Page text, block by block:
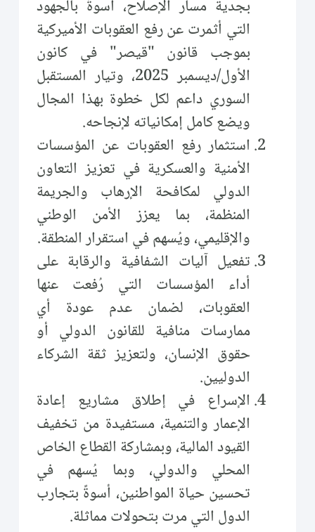
بجدية مسار الإصلاح، أسوةً بالجهود
التي أثمرت عن رفع العقوبات الأميركية
بموجب قانون "قيصر" في كانون
الأول/ديسمبر 2025، وتيار المستقبل
السوري داعم لكل خطوة بهذا المجال
ويضع كامل إمكانياته لإنجاحه.
استثمار رفع العقوبات عن المؤسسات
الأمنية والعسكرية في تعزيز التعاون
الدولي لمكافحة الإرهاب والجريمة
المنظمة، بما يعزز الأمن الوطني
والإقليمي، ويُسهم في استقرار المنطقة.
تفعيل آليات الشفافية والرقابة على
أداء المؤسسات التي رُفعت عنها
العقوبات، لضمان عدم عودة أي
ممارسات منافية للقانون الدولي أو
حقوق الإنسان، ولتعزيز ثقة الشركاء
الدوليين.
الإسراع في إطلاق مشاريع إعادة
الإعمار والتنمية، مستفيدة من تخفيف
القيود المالية، وبمشاركة القطاع الخاص
المحلي والدولي، وبما يُسهم في
تحسين حياة المواطنين، أسوةً بتجارب
الدول التي مرت بتحولات مماثلة.